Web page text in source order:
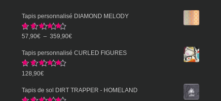
Tapis personnalisé DIAMOND MELODY
Note 5.00
sur 5
57,90€ – 359,90€Plage
à
Tapis personnalisé CURLED FIGURES
Note
sur 5
128,90€
Tapis de sol DIRT TRAPPER - HOMELAND